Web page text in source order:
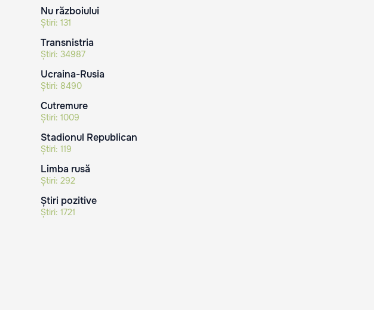
Nu războiului
Știri: 131
Transnistria
Știri: 34987
Ucraina-Rusia
Știri: 8490
Cutremure
Știri: 1009
Stadionul Republican
Știri: 119
Limba rusă
Știri: 292
Știri pozitive
Știri: 1721